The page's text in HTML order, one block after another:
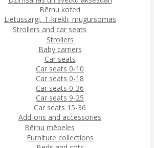
Bērnu koferi
Lietussargi, T-krekli, mugursomas
Strollers and car seats
Strollers
Baby carriers
Car seats
Car seats 0-10
Car seats 0-18
Car seats 0-36
Car seats 9-25
Car seats 15-36
Add-ons and accessories
Bērnu mēbeles
Furniture collections